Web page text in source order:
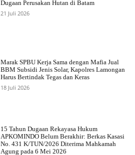
Dugaan Perusakan Hutan di Batam
21 Juli 2026
Marak SPBU Kerja Sama dengan Mafia Jual
BBM Subsidi Jenis Solar, Kapolres Lamongan
Harus Bertindak Tegas dan Keras
18 Juli 2026
15 Tahun Dugaan Rekayasa Hukum
APKOMINDO Belum Berakhir: Berkas Kasasi
No. 431 K/TUN/2026 Diterima Mahkamah
Agung pada 6 Mei 2026